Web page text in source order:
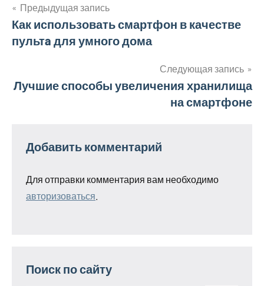
Навигация
по
Предыдущая запись
Как использовать смартфон в качестве
пультa для умного дома
Следующая запись
Лучшие способы увеличения хранилища
на смартфоне
Добавить комментарий
Для отправки комментария вам необходимо
авторизоваться
Поиск по сайту